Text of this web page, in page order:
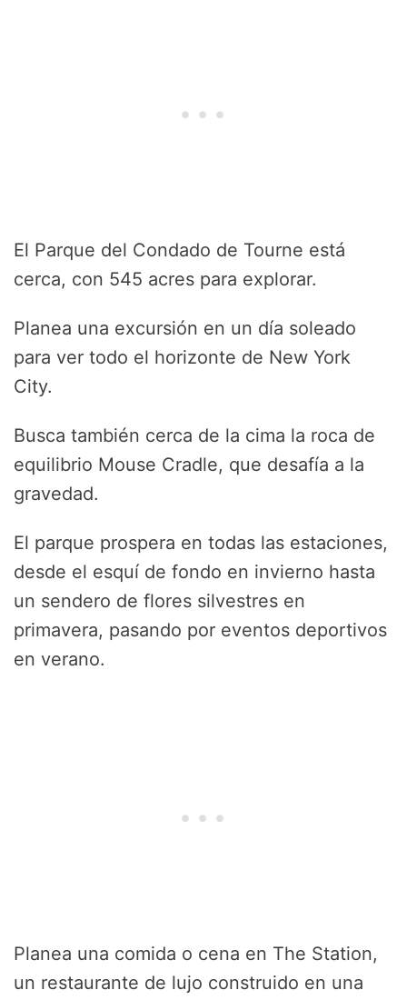
El Parque del Condado de Tourne está
cerca, con 545 acres para explorar.
Planea una excursión en un día soleado
para ver todo el horizonte de New York
City.
Busca también cerca de la cima la roca de
equilibrio Mouse Cradle, que desafía a la
gravedad.
El parque prospera en todas las estaciones,
desde el esquí de fondo en invierno hasta
un sendero de flores silvestres en
primavera, pasando por eventos deportivos
en verano.
Planea una comida o cena en The Station,
un restaurante de lujo construido en una